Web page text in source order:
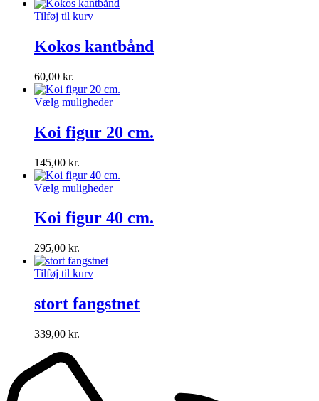
Tilføj til kurv
Kokos kantbånd
60,00 kr.
Vælg muligheder
Koi figur 20 cm.
145,00 kr.
Vælg muligheder
Koi figur 40 cm.
295,00 kr.
Tilføj til kurv
stort fangstnet
339,00 kr.